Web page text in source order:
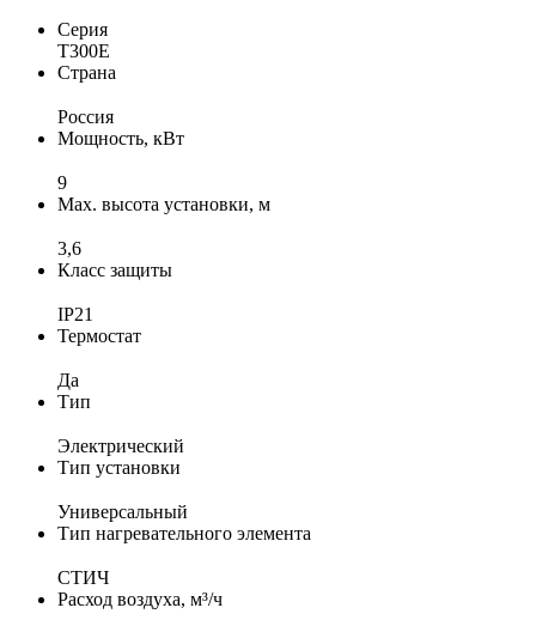
Серия
Т300Е
Страна
Россия
Мощность, кВт
9
Max. высота установки, м
3,6
Класс защиты
IP21
Термостат
Да
Тип
Электрический
Тип установки
Универсальный
Тип нагревательного элемента
СТИЧ
Расход воздуха, м³/ч